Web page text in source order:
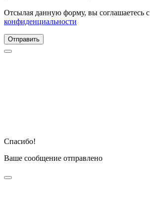
Отсылая данную форму, вы соглашаетесь с
конфиденциальности
Отправить
Спасибо!
Ваше сообщение отправлено